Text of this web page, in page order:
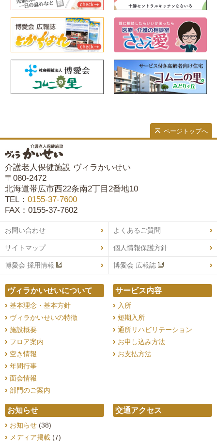
ページトップへ
介護老人保健施設 ヴィラかいせい
〒080-2472
北海道帯広市西22条南2丁目2番地10
TEL： 0155-37-7600
FAX：0155-37-7602
お問い合わせ よくあるご質問
サイトマップ 個人情報保護方針
博愛会 採用情報 博愛会 広報誌
ヴィラかいせいについて
基本理念・基本方針
ヴィラかいせいの特徴
施設概要
フロア案内
空き情報
年間行事
面会情報
部門のご案内
サービス内容
入所
短期入所
通所リハビリテーション
お申し込み方法
お支払方法
お知らせ
お知らせ (38)
メディア掲載 (7)
交通アクセス